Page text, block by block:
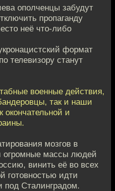
ополченцы забудут
пропаганду
неё что-либо
формат
телевизору станут
военные действия,
так и наши
и
мозгов в
огромные массы людей
винить её во всех
готовностью идти
под Сталинградом.